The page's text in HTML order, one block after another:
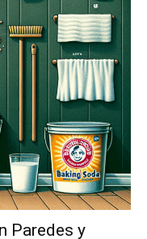
Paredes y